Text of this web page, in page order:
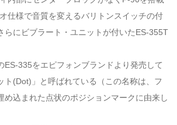
仕様で音質を変えるバリトンスイッチの付
らにビブラート・ユニットが付いたES-355T
ES-335をエピフォンブランドより発売して
ト(Dot)」と呼ばれている（この名称は、フ
め込まれた点状のポジションマークに由来し